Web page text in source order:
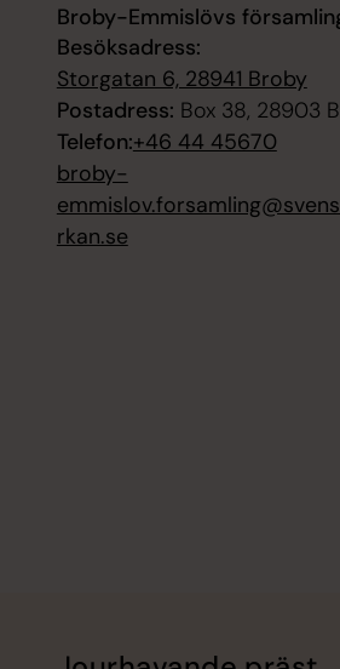
Broby-Emmislövs
Besöksadress:
Storgatan 6, 28941 Broby
Postadress: Box 38, 28903
Telefon:+46 44 45670
broby-
rkan.se